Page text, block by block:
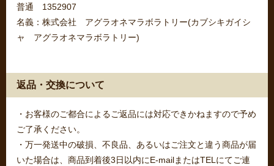
普通 1352907
名義：株式会社 アグラオネマラボラトリー(カブシキガイシ
ャ アグラオネマラボラトリー)
返品・交換について
・お客様のご都合によるご返品には対応できかねますので予め
ご了承ください。
・万一発送中の破損、不良品、あるいはご注文と違う商品が届
いた場合は、商品到着後3日以内にE-mailまたはTELにてご連